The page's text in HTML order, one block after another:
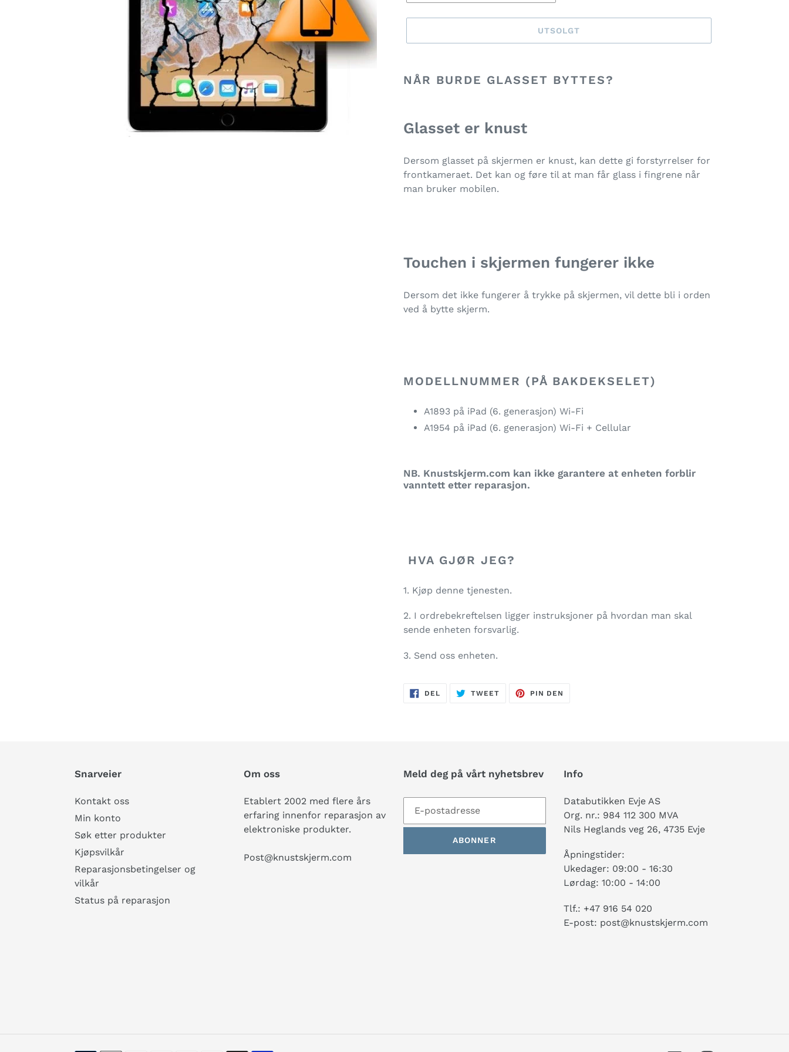
UTSOLGT
til
NÅR BURDE GLASSET BYTTES?
Glasset er knust
Dersom glasset på skjermen er knust, kan dette gi forstyrrelser for
frontkameraet. Det kan og føre til at man får glass i fingrene når
man bruker mobilen.
Touchen i skjermen fungerer ikke
Dersom det ikke fungerer å trykke på skjermen, vil dette bli i orden
ved å bytte skjerm.
MODELLNUMMER (PÅ BAKDEKSELET)
A1893 på iPad (6. generasjon) Wi-Fi
A1954 på iPad (6. generasjon) Wi-Fi + Cellular
NB. Knustskjerm.com kan ikke garantere at enheten forblir
vanntett etter reparasjon.
HVA GJØR JEG?
1. Kjøp denne tjenesten.
2. I ordrebekreftelsen ligger instruksjoner på hvordan man skal
sende enheten forsvarlig.
3. Send oss enheten.
DEL
PÅ
TWEETTWEET
PIN DEN
Snarveier
Kontakt oss
Min konto
Søk etter produkter
Kjøpsvilkår
Reparasjonsbetingelser og
vilkår
Status på reparasjon
Om oss
Etablert 2002 med flere års
erfaring innenfor reparasjon av
elektroniske produkter.
Post@knustskjerm.com
Meld deg på vårt nyhetsbrev
ABONNER
Info
Databutikken Evje AS
Org. nr.: 984 112 300 MVA
Nils Heglands veg 26, 4735 Evje
Åpningstider:
Ukedager: 09:00 - 16:30
Lørdag: 10:00 - 14:00
Tlf.: +47 916 54 020
E-post: post@knustskjerm.com